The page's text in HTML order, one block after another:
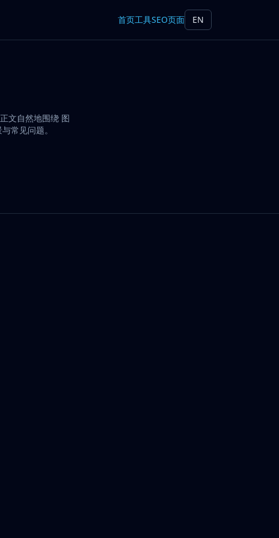
首页工具SEO页面 EN
文自然地围绕 图
常见问题。